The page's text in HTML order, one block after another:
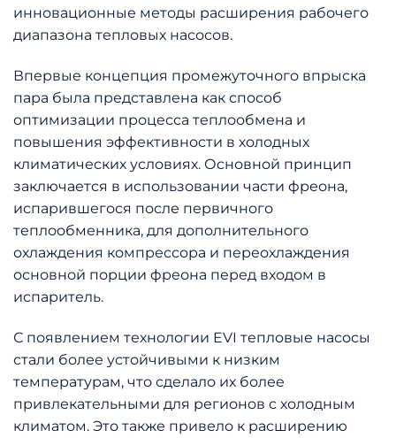
инновационные методы расширения рабочего
диапазона тепловых насосов.
Впервые концепция промежуточного впрыска
пара была представлена как способ
оптимизации процесса теплообмена и
повышения эффективности в холодных
климатических условиях. Основной принцип
заключается в использовании части фреона,
испарившегося после первичного
теплообменника, для дополнительного
охлаждения компрессора и переохлаждения
основной порции фреона перед входом в
испаритель.
С появлением технологии EVI тепловые насосы
стали более устойчивыми к низким
температурам, что сделало их более
привлекательными для регионов с холодным
климатом. Это также привело к расширению